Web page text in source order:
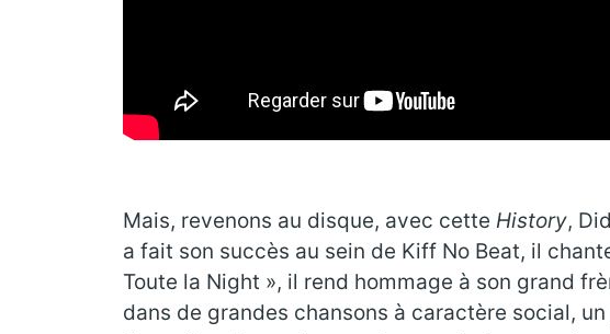
Mais, revenons au disque, avec cette History,
a fait son succès au sein de Kiff No Beat, il
Toute la Night », il rend hommage à son grand
dans de grandes chansons à caractère social,